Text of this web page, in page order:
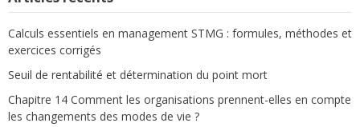
Calculs essentiels en management STMG : formules, méthodes et
exercices corrigés
Seuil de rentabilité et détermination du point mort
Chapitre 14 Comment les organisations prennent-elles en compte
les changements des modes de vie ?